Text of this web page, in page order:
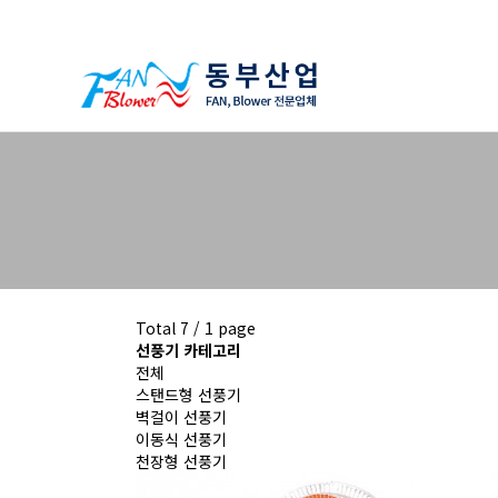
하위분류 하위분류 하위분류
Total 7 / 1 page
선풍기 카테고리
전체
스탠드형 선풍기
벽걸이 선풍기
이동식 선풍기
천장형 선풍기